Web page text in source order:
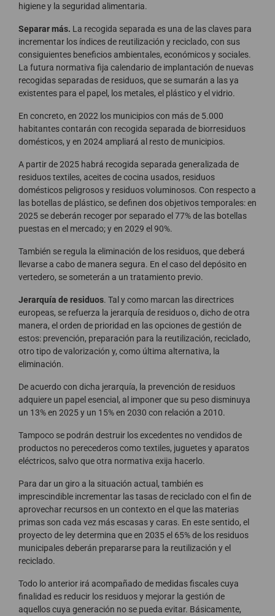
higiene y la seguridad alimentaria.
Separar más. La recogida separada es una de las claves para
incrementar los índices de reutilización y reciclado, con sus
consiguientes beneficios ambientales, económicos y sociales.
La futura normativa fija calendario de implantación de nuevas
recogidas separadas de residuos, que se sumarán a las ya
existentes para el papel, los metales, el plástico y el vidrio.
En concreto, en 2022 los municipios con más de 5.000
habitantes contarán con recogida separada de biorresiduos
domésticos, y en 2024 ampliará al resto de municipios.
A partir de 2025 habrá recogida separada generalizada de
residuos textiles, aceites de cocina usados, residuos
domésticos peligrosos y residuos voluminosos. Con respecto a
las botellas de plástico, se definen dos objetivos temporales: en
2025 se deberán recoger por separado el 77% de las botellas
puestas en el mercado; y en 2029 el 90%.
También se regula la eliminación de los residuos, que deberá
llevarse a cabo de manera segura. En el caso del depósito en
vertedero, se someterán a un tratamiento previo.
Jerarquía de residuos. Tal y como marcan las directrices
europeas, se refuerza la jerarquía de residuos o, dicho de otra
manera, el orden de prioridad en las opciones de gestión de
estos: prevención, preparación para la reutilización, reciclado,
otro tipo de valorización y, como última alternativa, la
eliminación.
De acuerdo con dicha jerarquía, la prevención de residuos
adquiere un papel esencial, al imponer que su peso disminuya
un 13% en 2025 y un 15% en 2030 con relación a 2010.
Tampoco se podrán destruir los excedentes no vendidos de
productos no perecederos como textiles, juguetes y aparatos
eléctricos, salvo que otra normativa exija hacerlo.
Para dar un giro a la situación actual, también es
imprescindible incrementar las tasas de reciclado con el fin de
aprovechar recursos en un contexto en el que las materias
primas son cada vez más escasas y caras. En este sentido, el
proyecto de ley determina que en 2035 el 65% de los residuos
municipales deberán prepararse para la reutilización y el
reciclado.
Todo lo anterior irá acompañado de medidas fiscales cuya
finalidad es reducir los residuos y mejorar la gestión de
aquellos cuya generación no se pueda evitar. Básicamente,